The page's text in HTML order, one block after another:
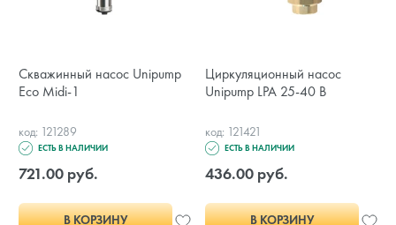
Скважинный насос Unipump
Eco Midi-1
код: 121289
ЕСТЬ В НАЛИЧИИ
721.00 руб.
В КОРЗИНУ
Циркуляционный насос
Unipump LPA 25-40 В
код: 121421
ЕСТЬ В НАЛИЧИИ
436.00 руб.
В КОРЗИНУ